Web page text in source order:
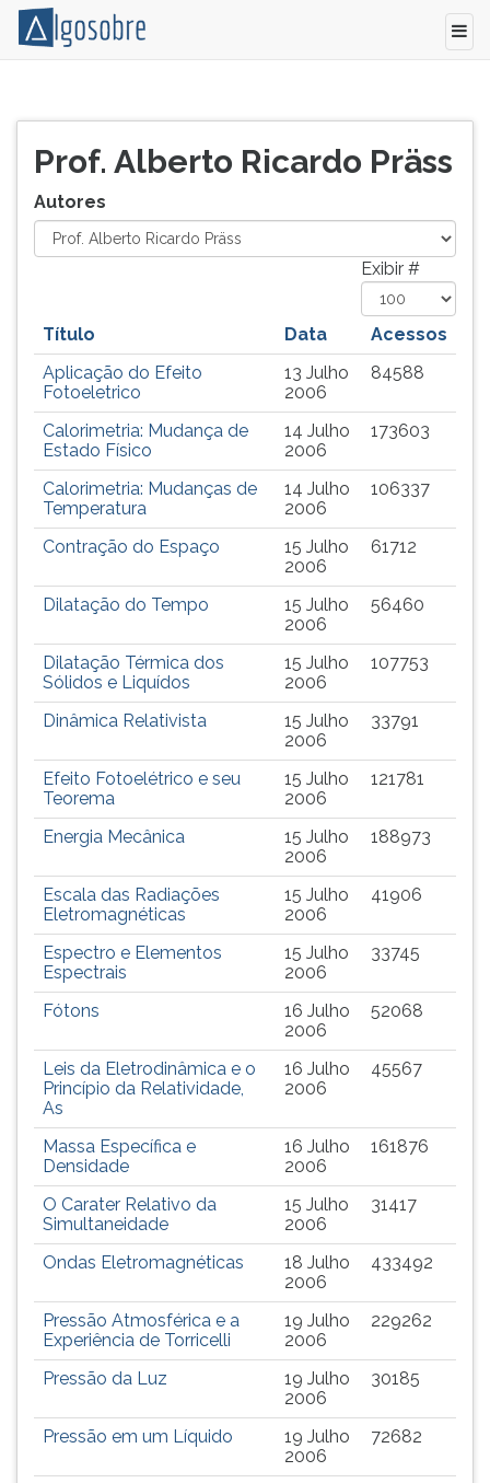
de
todos
autores
colaboradores
TAB
depois
para
pular
leitura
pressione
depois
leitura
pressione
esquerda
continuar
pressione
(primeira
direita
Para
menu
principal
pressione
tecla
depois
Pressione
para
Prof. Alberto Ricardo Präss
Autores
Exibir #
Título Data
Acessos
Aplicação do Efeito
Fotoeletrico
13 Julho
2006
84588
Calorimetria: Mudança de
Estado Físico
14 Julho
2006
173603
Calorimetria: Mudanças de
Temperatura
14 Julho
2006
106337
Contração do Espaço
15 Julho
2006
61712
Dilatação do Tempo
15 Julho
2006
56460
Dilatação Térmica dos
Sólidos e Liquídos
15 Julho
2006
107753
Dinâmica Relativista
15 Julho
2006
33791
Efeito Fotoelétrico e seu
Teorema
15 Julho
2006
121781
Energia Mecânica
15 Julho
2006
188973
Escala das Radiações
Eletromagnéticas
15 Julho
2006
41906
Espectro e Elementos
Espectrais
15 Julho
2006
33745
Fótons
16 Julho
2006
52068
Leis da Eletrodinâmica e o
Princípio da Relatividade,
As
16 Julho
2006
45567
Massa Específica e
Densidade
16 Julho
2006
161876
O Carater Relativo da
Simultaneidade
15 Julho
2006
31417
Ondas Eletromagnéticas
18 Julho
2006
433492
Pressão Atmosférica e a
Experiência de Torricelli
19 Julho
2006
229262
Pressão da Luz
19 Julho
2006
30185
Pressão em um Líquido
19 Julho
2006
72682